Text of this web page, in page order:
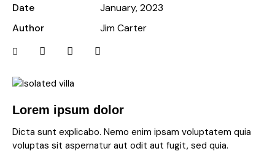
Date
January, 2023
Author
Jim Carter
Lorem ipsum dolor
Dicta sunt explicabo. Nemo enim ipsam voluptatem quia
voluptas sit aspernatur aut odit aut fugit, sed quia.